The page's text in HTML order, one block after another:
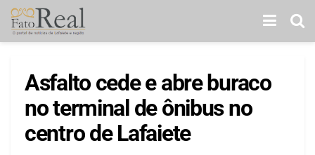
Asfalto cede e abre buraco
no terminal de ônibus no
centro de Lafaiete